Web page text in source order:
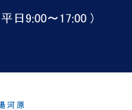
日9:00〜17:00 )
河原